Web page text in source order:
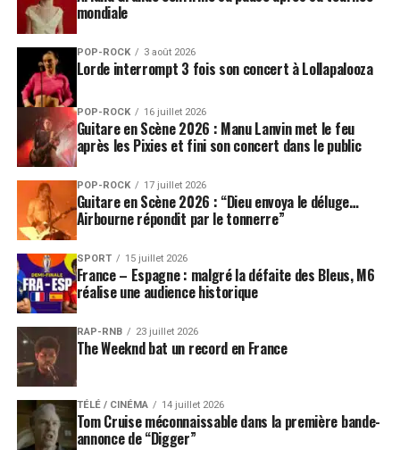
mondiale
POP-ROCK 3 août 2026
Lorde interrompt 3 fois son concert à Lollapalooza
POP-ROCK 16 juillet 2026
Guitare en Scène 2026 : Manu Lanvin met le feu
après les Pixies et fini son concert dans le public
POP-ROCK 17 juillet 2026
Guitare en Scène 2026 : “Dieu envoya le déluge…
Airbourne répondit par le tonnerre”
SPORT 15 juillet 2026
France – Espagne : malgré la défaite des Bleus, M6
réalise une audience historique
RAP-RNB 23 juillet 2026
The Weeknd bat un record en France
TÉLÉ / CINÉMA 14 juillet 2026
Tom Cruise méconnaissable dans la première bande-
annonce de “Digger”